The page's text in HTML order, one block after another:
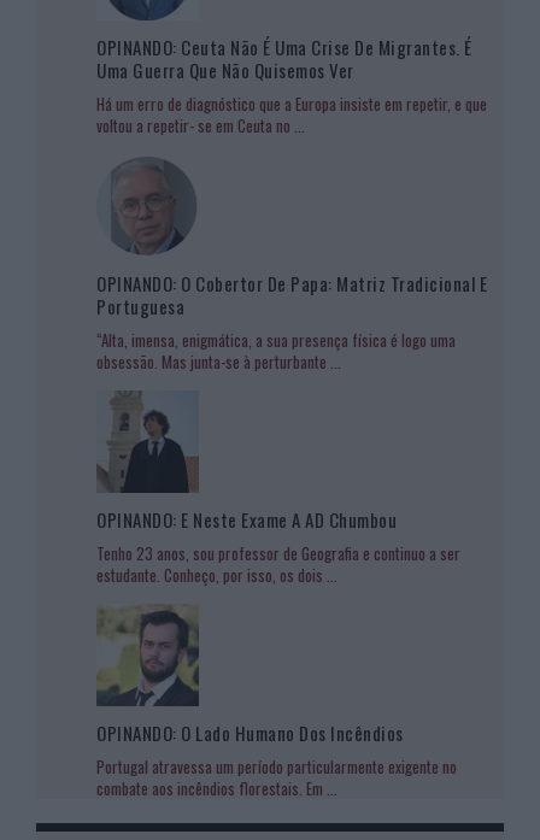
OPINANDO: Ceuta Não É Uma Crise De Migrantes. É
Uma Guerra Que Não Quisemos Ver
Há um erro de diagnóstico que a Europa insiste em repetir, e que
voltou a repetir- se em Ceuta no ...
OPINANDO: O Cobertor De Papa: Matriz Tradicional E
Portuguesa
“Alta, imensa, enigmática, a sua presença física é logo uma
obsessão. Mas junta-se à perturbante ...
OPINANDO: E Neste Exame A AD Chumbou
Tenho 23 anos, sou professor de Geografia e continuo a ser
estudante. Conheço, por isso, os dois ...
OPINANDO: O Lado Humano Dos Incêndios
Portugal atravessa um período particularmente exigente no
combate aos incêndios florestais. Em ...